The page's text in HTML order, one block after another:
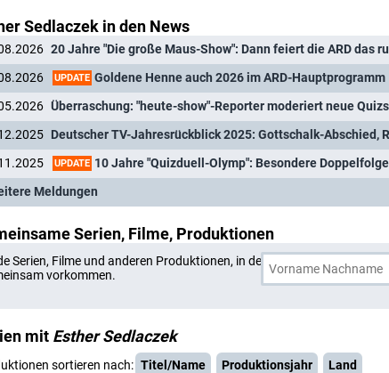
Sedlaczek in den News
20 Jahre "Die große Maus-Show": Dann feiert die ARD das
UPDATE Goldene Henne auch 2026 im ARD-Hauptprogramm
Überraschung: "heute-show"-Reporter moderiert neue
UPDATE 10 Jahre "Quizduell-Olymp": Besondere
Meldungen
Serien, Filme, Produktionen
Serien, Filme und anderen Produktionen, in denen Esther Sedlaczek
vorkommen.
mit Esther Sedlaczek
sortieren nach: Titel/Name Produktionsjahr Land